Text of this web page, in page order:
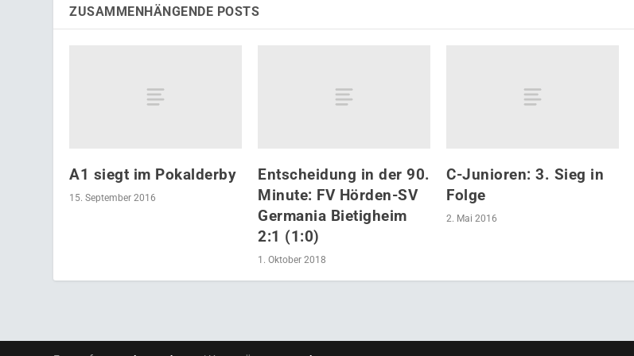
ZUSAMMENHÄNGENDE POSTS
A1 siegt im Pokalderby
15. September 2016
Entscheidung in der 90.
Minute: FV Hörden-SV
Germania Bietigheim
2:1 (1:0)
1. Oktober 2018
C-Junioren: 3. Sieg in
Folge
2. Mai 2016